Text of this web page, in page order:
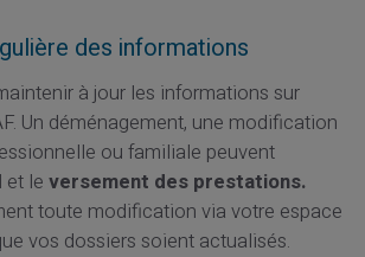
des informations
à jour les informations sur
Un déménagement, une modification
ou familiale peuvent
et le versement des prestations.
toute modification via votre espace
vos dossiers soient actualisés.